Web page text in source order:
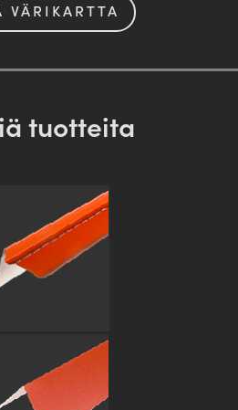
VÄRIKARTTA
tuotteita